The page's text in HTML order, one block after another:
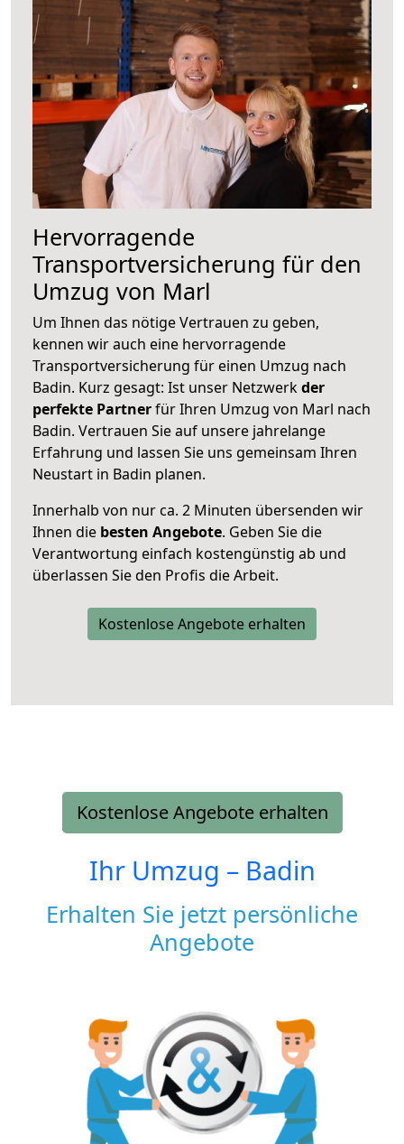
Hervorragende
Transportversicherung für den
Umzug von Marl
Um Ihnen das nötige Vertrauen zu geben,
kennen wir auch eine hervorragende
Transportversicherung für einen Umzug nach
Badin. Kurz gesagt: Ist unser Netzwerkder
perfekte Partnerfür Ihren Umzug von Marl nach
Badin. Vertrauen Sie auf unsere jahrelange
Erfahrung und lassen Sie uns gemeinsam Ihren
Neustart in Badin planen.
Innerhalb von nur ca. 2 Minuten übersenden wir
Ihnen die besten Angebote. Geben Sie die
Verantwortung einfach kostengünstig ab und
überlassen Sie den Profis die Arbeit.
Kostenlose Angebote erhalten
Kostenlose Angebote erhalten
Ihr Umzug – Badin
Erhalten Sie jetzt persönliche
Angebote